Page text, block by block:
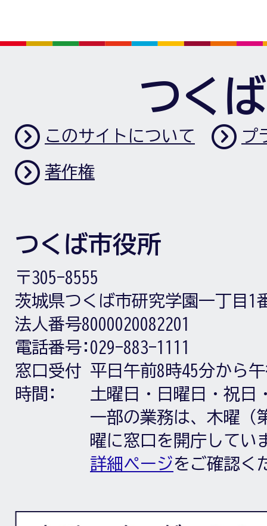
つく
このサイトについて プ
著作権
つくば市役所
〒305-8555
茨城県つくば市研究学園一丁目1
法人番号8000020082201
電話番号: 029-883-1111
窓口受付
時間:
平日午前8時45分から
土曜日・日曜日・祝日
一部の業務は、木曜（
曜に窓口を開庁してい
詳細ページをご確認く